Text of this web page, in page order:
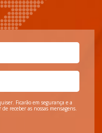
Ficarão em segurança e a
receber as nossas mensagens.